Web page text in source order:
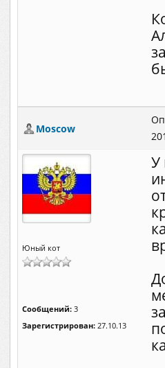
Moscow
Юный кот
Сообщений: 3
Зарегистрирован: 27.10.13
У